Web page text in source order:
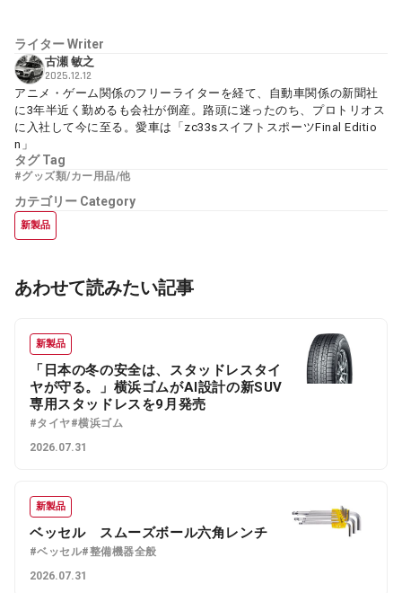
ライターWriter
古瀬 敏之
2025.12.12
アニメ・ゲーム関係のフリーライターを経て、自動車関係の新聞社
に3年半近く勤めるも会社が倒産。路頭に迷ったのち、プロトリオス
に入社して今に至る。愛車は「zc33sスイフトスポーツFinal Editio
n」
タグTag
#グッズ類/カー用品/他
カテゴリー Category
新製品
あわせて読みたい記事
新製品
「日本の冬の安全は、スタッドレスタイ
ヤが守る。」横浜ゴムがAI設計の新SUV
専用スタッドレスを9月発売
#タイヤ#横浜ゴム
2026.07.31
新製品
ベッセル スムーズボール六角レンチ
#ベッセル#整備機器全般
2026.07.31